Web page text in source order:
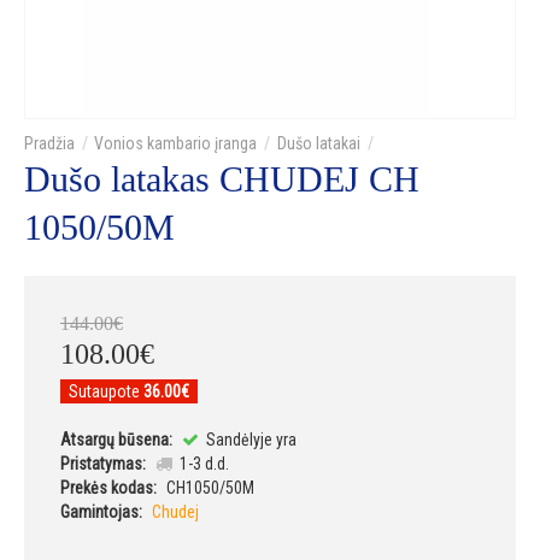
Vonios kambario įranga Dušo latakai
Dušo latakas CHUDEJ CH
1050/50M
144.00€
108.00€
Sutaupote 36.00€
Atsargų būsena:
Sandėlyje yra
Pristatymas:
1-3 d.d.
Prekės kodas: CH1050/50M
Gamintojas: Chudej